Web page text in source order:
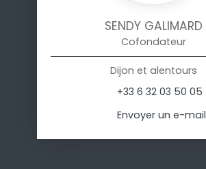
SENDY GALIMARD
Cofondateur
Dijon et alentours
+33 6 32 03 50 05
Envoyer un e-mail